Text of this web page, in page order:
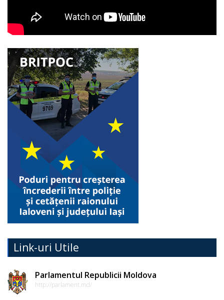
Link-uri Utile
Parlamentul Republicii Moldova
http://parlament.md/